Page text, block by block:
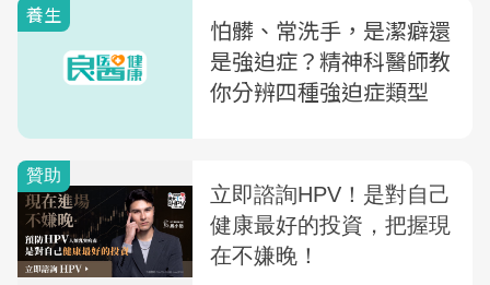
養生
怕髒、常洗手，是潔癖還
是強迫症？精神科醫師教
你分辨四種強迫症類型